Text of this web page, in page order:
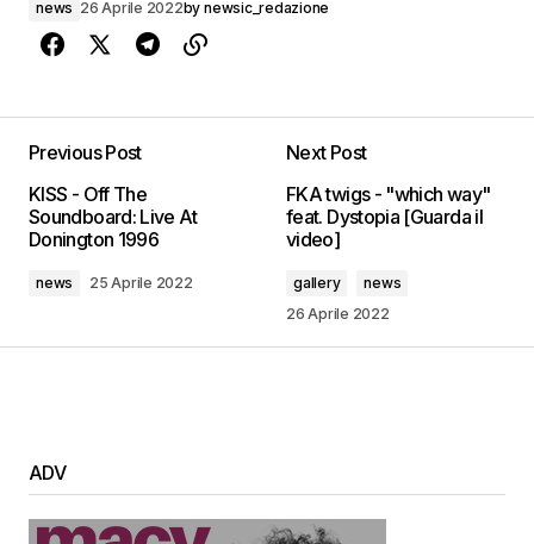
news 26 Aprile 2022by newsic_redazione
Previous Post
KISS - Off The
Soundboard: Live At
Donington 1996
news 25 Aprile 2022
Next Post
FKA twigs - "which way"
feat. Dystopia [Guarda il
video]
gallery
news
26 Aprile 2022
ADV